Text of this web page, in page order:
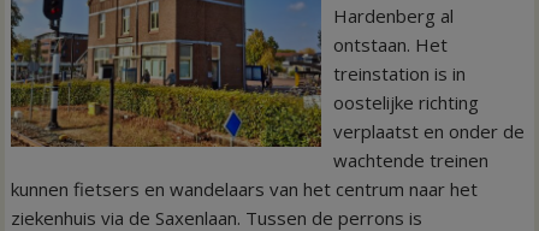
Hardenberg al
ontstaan. Het
treinstation is in
oostelijke richting
verplaatst en onder de
wachtende treinen
kunnen fietsers en wandelaars van het centrum naar het
ziekenhuis via de Saxenlaan. Tussen de perrons is